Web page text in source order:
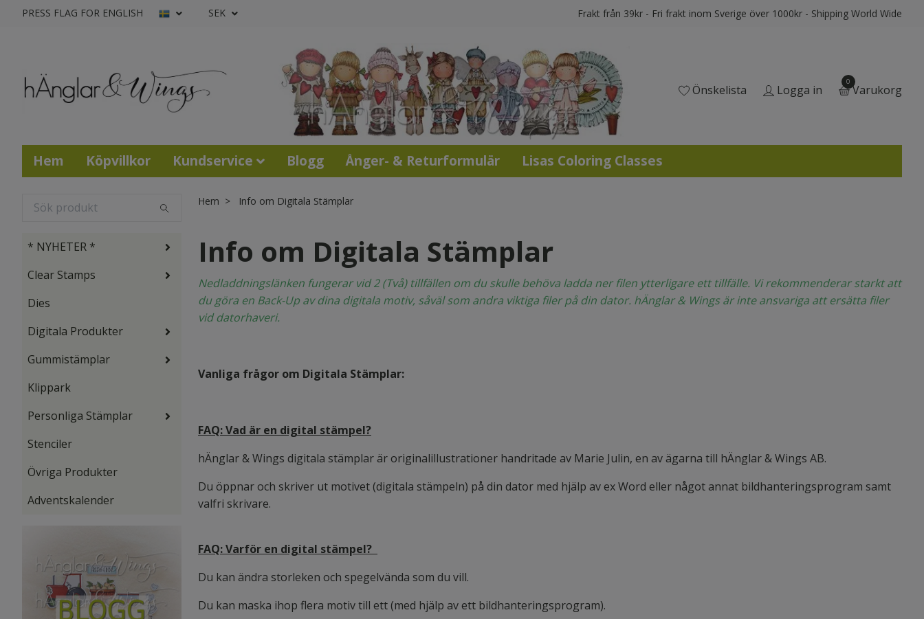
PRESS FLAG FOR ENGLISH SEK Frakt från 39kr - Fri frakt inom Sverige över 1000kr - Shipping World Wide
Önskelista Logga in
0
Varukorg
Hem Köpvillkor Kundservice Blogg Ånger- & Returformulär Lisas Coloring Classes
* NYHETER *
Clear Stamps
Dies
Digitala Produkter
Gummistämplar
Klippark
Personliga Stämplar
Stenciler
Övriga Produkter
Adventskalender
Hem Info om Digitala Stämplar
Info om Digitala Stämplar
Nedladdningslänken fungerar vid 2 (Två) tillfällen om du skulle behöva ladda ner filen ytterligare ett tillfälle. Vi rekommenderar starkt att
du göra en Back-Up av dina digitala motiv, såväl som andra viktiga filer på din dator. hÄnglar & Wings är inte ansvariga att ersätta filer
vid datorhaveri.
Vanliga frågor om Digitala Stämplar:
FAQ: Vad är en digital stämpel?
hÄnglar & Wings digitala stämplar är originalillustrationer handritade av Marie Julin, en av ägarna till hÄnglar & Wings AB.
Du öppnar och skriver ut motivet (digitala stämpeln) på din dator med hjälp av ex Word eller något annat bildhanteringsprogram samt
valfri skrivare.
FAQ: Varför en digital stämpel?
Du kan ändra storleken och spegelvända som du vill.
Du kan maska ihop flera motiv till ett (med hjälp av ett bildhanteringsprogram).